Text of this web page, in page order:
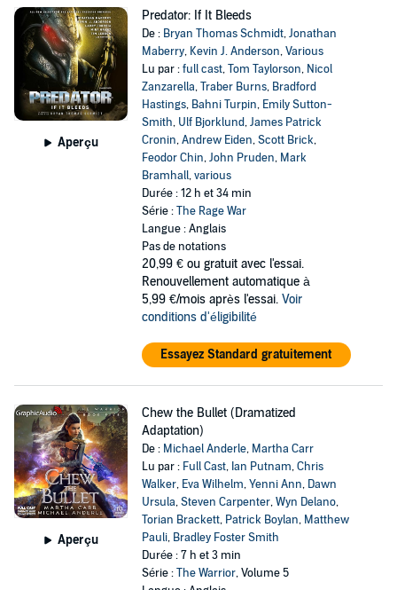
Aperçu
Predator: If It Bleeds
De : Bryan Thomas Schmidt,Jonathan
Maberry, Kevin J. Anderson,Various
Lu par :full cast,Tom Taylorson, Nicol
Zanzarella,Traber Burns, Bradford
Hastings, Bahni Turpin, Emily Sutton-
Smith, Ulf Bjorklund,James Patrick
Cronin,Andrew Eiden,Scott Brick,
Feodor Chin,John Pruden, Mark
Bramhall,various
Durée : 12 h et 34 min
Série :The Rage War
Langue : Anglais
Pas de notations
20,99 € ou gratuit avec l'essai.
Renouvellement automatique à
5,99 €/mois après l'essai. Voir
conditions d'éligibilité
Essayez Standard gratuitement
Aperçu
Chew the Bullet (Dramatized
Adaptation)
De : Michael Anderle, Martha Carr
Lu par : Full Cast, Ian Putnam,Chris
Walker, Eva Wilhelm,Yenni Ann, Dawn
Ursula,Steven Carpenter,Wyn Delano,
Torian Brackett, Patrick Boylan, Matthew
Pauli, Bradley Foster Smith
Durée : 7 h et 3 min
Série :The Warrior, Volume 5